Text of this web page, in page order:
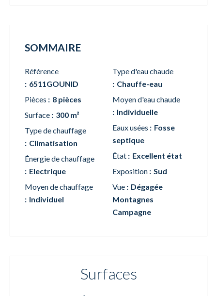
SOMMAIRE
Référence
6511GOUNID
Pièces
8 pièces
Surface
300 m²
Type de chauffage
Climatisation
Énergie de chauffage
Electrique
Moyen de chauffage
Individuel
Type d'eau chaude
Chauffe-eau
Moyen d'eau chaude
Individuelle
Eaux usées
Fosse
septique
État
Excellent état
Exposition
Sud
Vue
Dégagée
Montagnes
Campagne
Surfaces